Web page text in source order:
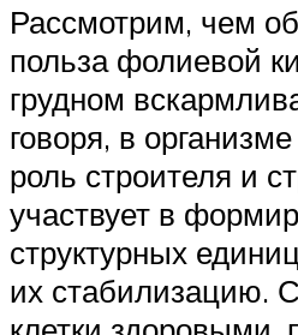
Рассмотрим, чем
польза фолиевой
грудном
говоря, в
роль строителя и
участвует в
структурных
их стабилизацию.